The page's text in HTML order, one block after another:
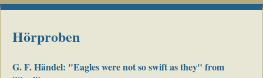
Hörproben
G. F. Händel: "Eagles were not so swift as they" from